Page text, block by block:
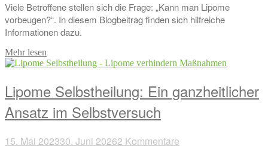
Viele Betroffene stellen sich die Frage: „Kann man Lipome
vorbeugen?“. In diesem Blogbeitrag finden sich hilfreiche
Informationen dazu.
Mehr lesen
Lipome Selbstheilung: Ein ganzheitlicher
Ansatz im Selbstversuch
15. Mai 202330. Juni 20262 Kommentare